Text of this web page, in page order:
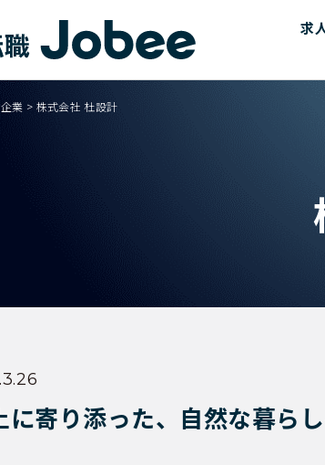
求
業 > 株式会社 杜設計
に寄り添った、自然な暮ら